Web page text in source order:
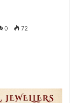
0 72